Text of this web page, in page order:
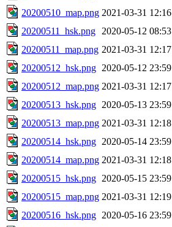
20200510_map.png 2021-03-31 12:16
20200511_hsk.png
2020-05-12 08:53
20200511_map.png 2021-03-31 12:17
20200512_hsk.png 2020-05-12 23:59
20200512_map.png 2021-03-31 12:17
20200513_hsk.png 2020-05-13 23:59
20200513_map.png 2021-03-31 12:18
20200514_hsk.png 2020-05-14 23:59
20200514_map.png 2021-03-31 12:18
20200515_hsk.png 2020-05-15 23:59
20200515_map.png 2021-03-31 12:19
20200516_hsk.png 2020-05-16 23:59